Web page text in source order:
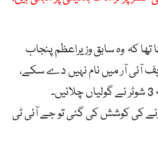
تھا کہ وہ سابق وزیراعظم پنجاب
آئی آر میں نام نہیں دے سکے،
کی کوشش کی گئی تو جے آئی ٹی